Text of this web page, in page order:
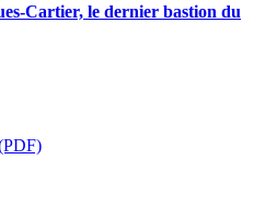
Cartier, le dernier bastion du